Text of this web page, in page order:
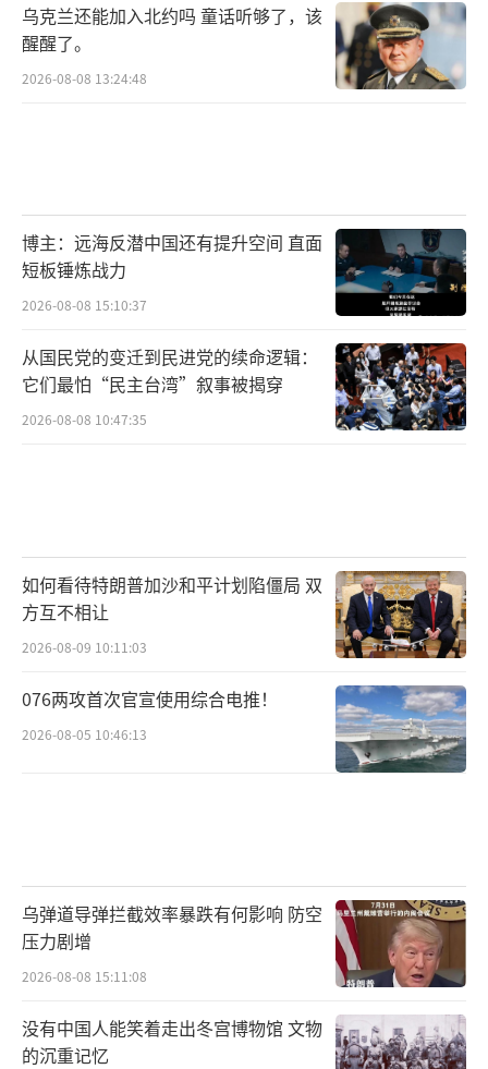
乌克兰还能加入北约吗 童话听够了，该
醒醒了。
2026-08-08 13:24:48
博主：远海反潜中国还有提升空间 直面
短板锤炼战力
2026-08-08 15:10:37
从国民党的变迁到民进党的续命逻辑：
它们最怕“民主台湾”叙事被揭穿
2026-08-08 10:47:35
如何看待特朗普加沙和平计划陷僵局 双
方互不相让
2026-08-09 10:11:03
076两攻首次官宣使用综合电推！
2026-08-05 10:46:13
乌弹道导弹拦截效率暴跌有何影响 防空
压力剧增
2026-08-08 15:11:08
没有中国人能笑着走出冬宫博物馆 文物
的沉重记忆